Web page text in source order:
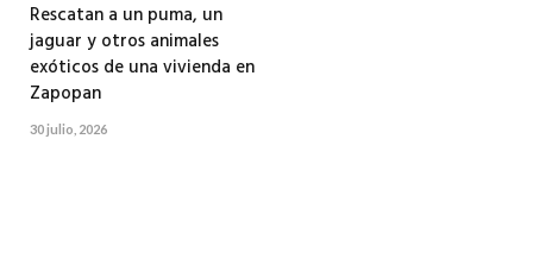
Rescatan a un puma, un
jaguar y otros animales
exóticos de una vivienda en
Zapopan
30 julio, 2026